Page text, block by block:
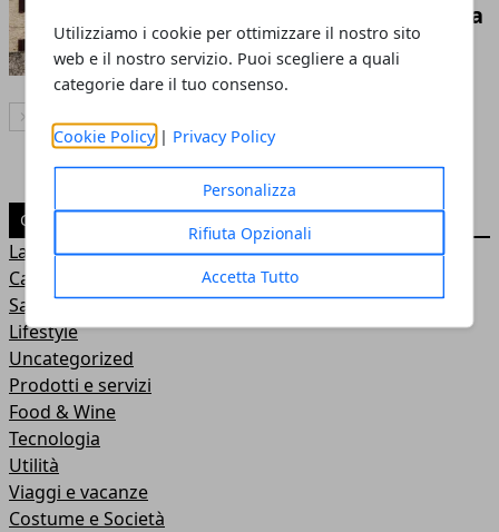
Utilizziamo i cookie per ottimizzare il nostro sito
web e il nostro servizio. Puoi scegliere a quali
categorie dare il tuo consenso.
Cookie Policy | Privacy Policy
Personalizza
Rifiuta Opzionali
Accetta Tutto
dormire e cosa vedere in Toscana
- 25 giu 2018
Articolo Successivo
CATEGORIE
Lavoro
Casa
Salute
Lifestyle
Uncategorized
Prodotti e servizi
Food & Wine
Tecnologia
Utilità
Viaggi e vacanze
Costume e Società